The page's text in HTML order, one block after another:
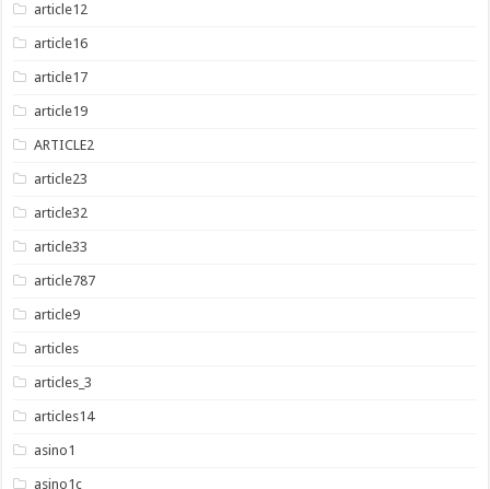
article12
article16
article17
article19
ARTICLE2
article23
article32
article33
article787
article9
articles
articles_3
articles14
asino1
asino1c